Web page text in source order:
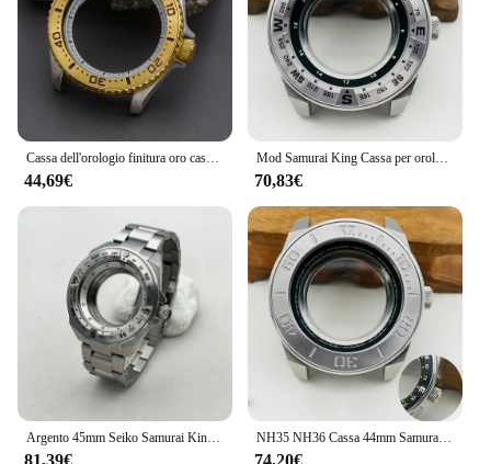
44,69€
Mod Samurai King Cassa per orologio NH35 NH36 Custodia adatta per NH34 NH35 NH36 7S26 Movimento automatico Custodie Samurai in vetro zaffiro
70,83€
81,39€
NH35 NH36 Cassa 44mm Samurai King Cassa dell'orologio adatta per NH34 NH35 NH36 7S26 Movimento automatico Vetro zaffiro Custodie Samurai
74,20€